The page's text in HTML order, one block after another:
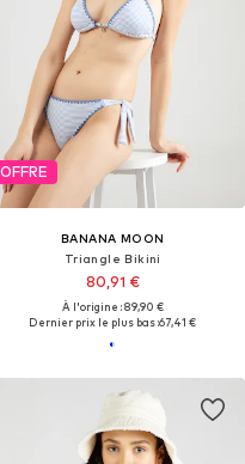
OFFRE
BANANA MOON
Triangle Bikini
80,91 €
À l'origine : 89,90 €
Dernier prix le plus bas :67,41 €